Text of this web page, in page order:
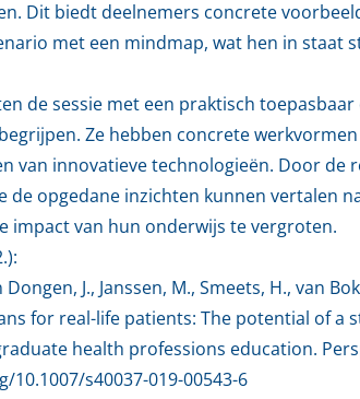
Dit biedt deelnemers concrete
met een mindmap, wat hen in staat
de sessie met een praktisch
Ze hebben concrete
van innovatieve technologieën. Door de
de opgedane inzichten kunnen vertalen
impact van hun onderwijs te vergroten.
J., Janssen, M., Smeets, H., van
for real-life patients: The potential of a
health professions education.
s40037-019-00543-6